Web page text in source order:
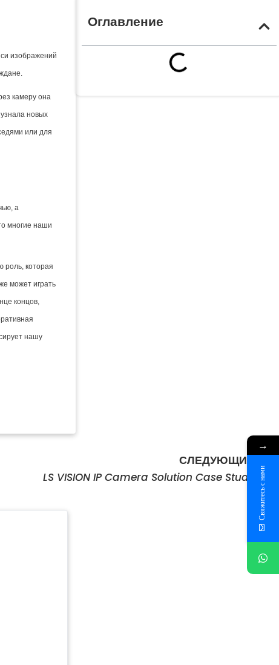
изображений
камеру она
новых
или для
а
многие наши
роль, которая
может играть
концов,
нашу
Оглавление
СЛЕДУЮЩИЙ
LS VISION IP Camera Solution Case Study
→
Свяжитесь с нами